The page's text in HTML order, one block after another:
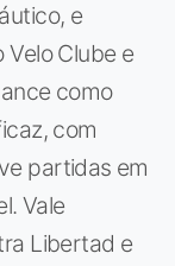
e
Clube e
como
com
partidas em
Vale
Libertad e